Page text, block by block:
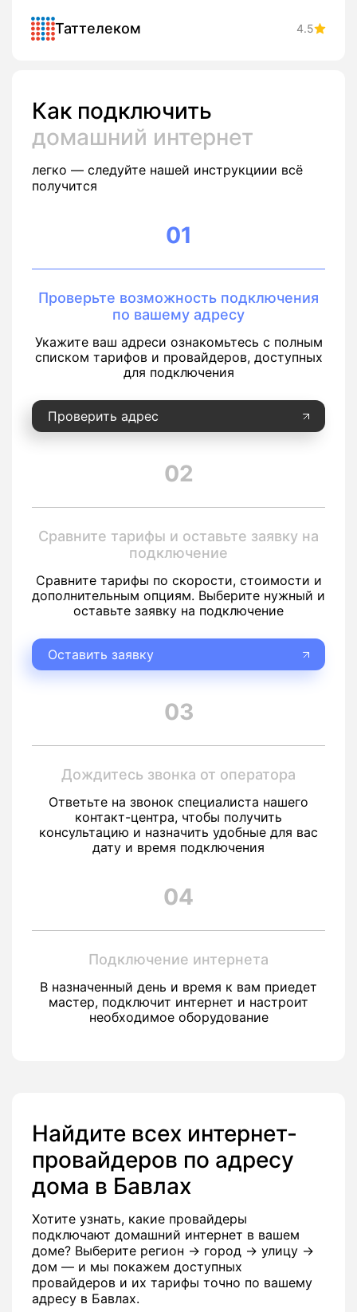
Таттелеком 4.5
Как подключить
домашний интернет
легко — следуйте нашей инструкциии всё
получится
01
Проверьте возможность подключения
по вашему адресу
Укажите ваш адреси ознакомьтесь с полным
списком тарифов и провайдеров, доступных
для подключения
Проверить адрес
02
Сравните тарифы и оставьте заявку на
подключение
Сравните тарифы по скорости, стоимости и
дополнительным опциям. Выберите нужный и
оставьте заявку на подключение
Оставить заявку
03
Дождитесь звонка от оператора
Ответьте на звонок специалиста нашего
контакт-центра, чтобы получить
консультацию и назначить удобные для вас
дату и время подключения
04
Подключение интернета
В назначенный день и время к вам приедет
мастер, подключит интернет и настроит
необходимое оборудование
Найдите всех интернет-
провайдеров по адресу
дома в Бавлах
Хотите узнать, какие провайдеры
подключают домашний интернет в вашем
доме? Выберите регион → город → улицу →
дом — и мы покажем доступных
провайдеров и их тарифы точно по вашему
адресу в Бавлах.